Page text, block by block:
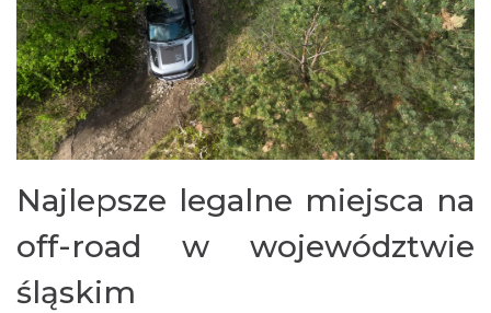
Najlepsze legalne miejsca na
off-road w województwie
śląskim